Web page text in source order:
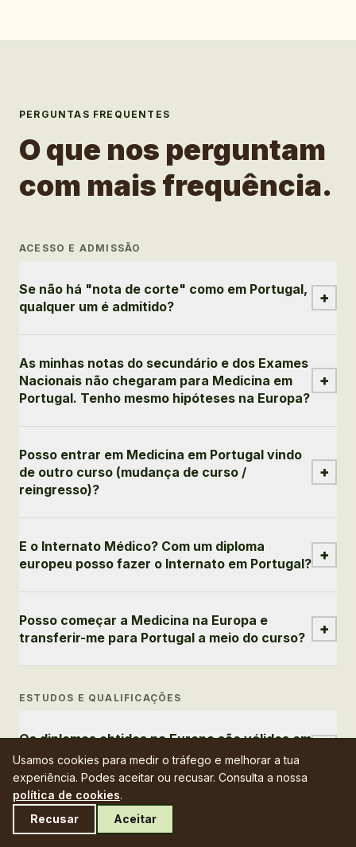
PERGUNTAS FREQUENTES
O que nos perguntam
com mais frequência.
ACESSO E ADMISSÃO
Se não há "nota de corte" como em Portugal,
qualquer um é admitido?
+
As minhas notas do secundário e dos Exames
Nacionais não chegaram para Medicina em
Portugal. Tenho mesmo hipóteses na Europa?
+
Posso entrar em Medicina em Portugal vindo
de outro curso (mudança de curso /
reingresso)?
+
E o Internato Médico? Com um diploma
europeu posso fazer o Internato em Portugal?
+
Posso começar a Medicina na Europa e
transferir-me para Portugal a meio do curso?
+
ESTUDOS E QUALIFICAÇÕES
Os diplomas obtidos na Europa são válidos em
Portugal?
O inglês vai ser um problema se o meu nível
não for muito bom?
Usamos cookies para medir o tráfego e melhorar a tua
experiência. Podes aceitar ou recusar. Consulta a nossa
política de cookies.
Recusar
Aceitar